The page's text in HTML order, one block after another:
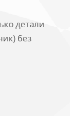
детали
без